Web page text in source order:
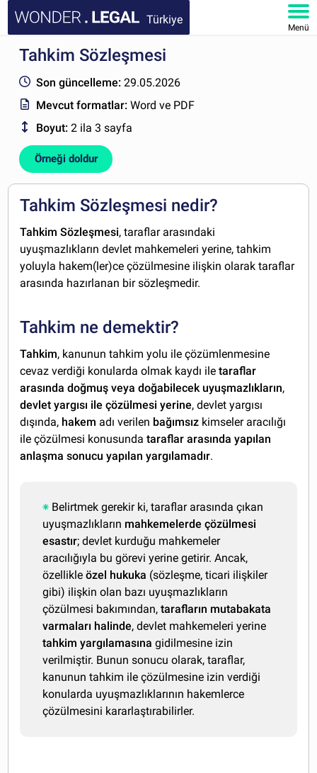
Türkiye
Menü
ANA SAYFA
BELGELER
SSS
HESABIM
Tahkim Sözleşmesi
Son güncelleme: 29.05.2026
Mevcut formatlar:Word ve PDF
Boyut: 2 ila 3 sayfa
Örneği doldur
Tahkim Sözleşmesi nedir?
Tahkim Sözleşmesi, taraflar arasındaki
uyuşmazlıkların devlet mahkemeleri yerine, tahkim
yoluyla hakem(ler)ce çözülmesine ilişkin olarak taraflar
arasında hazırlanan bir sözleşmedir.
Tahkim ne demektir?
Tahkim, kanunun tahkim yolu ile çözümlenmesine
cevaz verdiği konularda olmak kaydı iletaraflar
arasında doğmuş veya doğabilecek uyuşmazlıkların,
devlet yargısı ile çözülmesi yerine, devlet yargısı
dışında, hakem adı verilen bağımsız kimseler aracılığı
ile çözülmesi konusunda taraflar arasında yapılan
anlaşma sonucu yapılan yargılamadır.
Belirtmek gerekir ki, taraflar arasında çıkan
uyuşmazlıkların mahkemelerde çözülmesi
esastır; devlet kurduğu mahkemeler
aracılığıyla bu görevi yerine getirir. Ancak,
özellikleözel hukuka (sözleşme, ticari ilişkiler
gibi) ilişkin olan bazı uyuşmazlıkların
çözülmesi bakımından,tarafların mutabakata
varmaları halinde, devlet mahkemeleri yerine
tahkim yargılamasına gidilmesine izin
verilmiştir. Bunun sonucu olarak, taraflar,
kanunun tahkim ile çözülmesine izin verdiği
konularda uyuşmazlıklarının hakemlerce
çözülmesini kararlaştırabilirler.